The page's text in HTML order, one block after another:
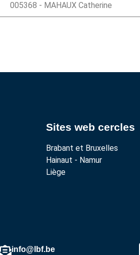
005368 - MAHAUX Catherine
Sites web cercles
Brabant et Bruxelles
Hainaut - Namur
Liège
info@lbf.be